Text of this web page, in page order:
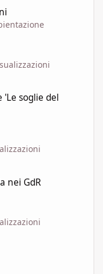
soglie del
nei GdR